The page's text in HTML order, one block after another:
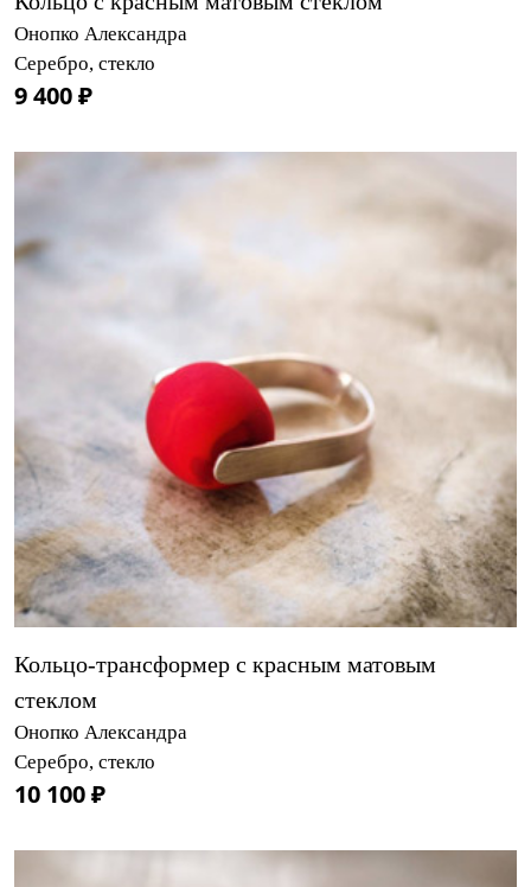
Онопко Александра
Серебро, стекло
9 400 ₽
Кольцо-трансформер с красным матовым
стеклом
Онопко Александра
Серебро, стекло
10 100 ₽